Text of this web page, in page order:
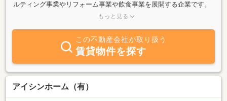
ルティング事業やリフォーム事業や飲食事業を展開する企業です。
私たちはお客様に有益な「情報（Information）」を積極的に収集
「任せてよかった」「ありがとう」をいただけることを目指してい
ます。空室が目立つようになった昨今、賃貸経営でお困りの大家さ
んが増えたように感じます。そんなオーナー様や、物件の価値を高
めたいとお考えのオーナー様、そして新たに不動産投資に挑戦した
い方々の「困りごと」に応えるため、適切な情報とサービスをお届
けしています。また、飲食事業においては、お客様の健康や、大切
もっと見る
この不動産会社が取り扱う
賃貸物件を探す
アイシンホーム（有）